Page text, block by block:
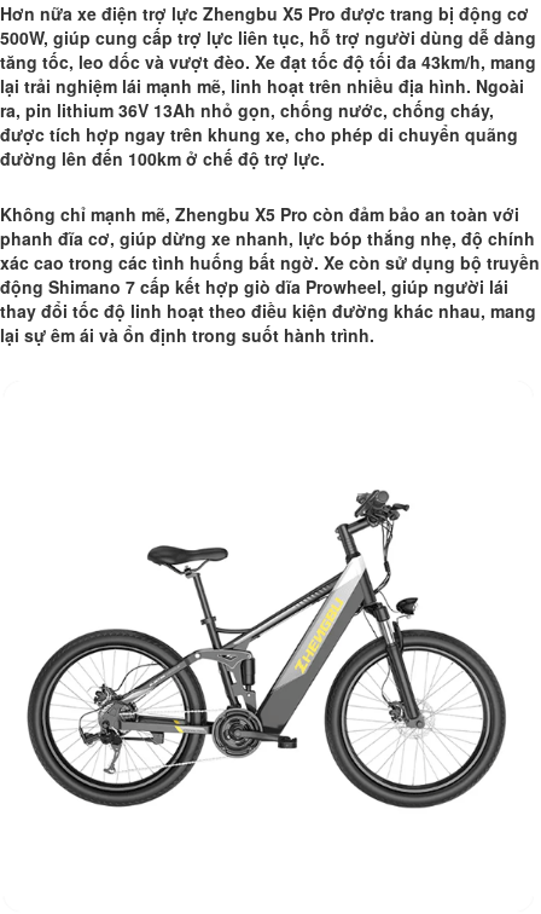
Hơn nữa xe điện trợ lực Zhengbu X5 Pro được trang bị động cơ
500W, giúp cung cấp trợ lực liên tục, hỗ trợ người dùng dễ dàng
tăng tốc, leo dốc và vượt đèo. Xe đạt tốc độ tối đa 43km/h, mang
lại trải nghiệm lái mạnh mẽ, linh hoạt trên nhiều địa hình. Ngoài
ra, pin lithium 36V 13Ah nhỏ gọn, chống nước, chống cháy,
được tích hợp ngay trên khung xe, cho phép di chuyển quãng
đường lên đến 100km ở chế độ trợ lực.
Không chỉ mạnh mẽ, Zhengbu X5 Pro còn đảm bảo an toàn với
phanh đĩa cơ, giúp dừng xe nhanh, lực bóp thắng nhẹ, độ chính
xác cao trong các tình huống bất ngờ. Xe còn sử dụng bộ truyền
động Shimano 7 cấp kết hợp giò dĩa Prowheel, giúp người lái
thay đổi tốc độ linh hoạt theo điều kiện đường khác nhau, mang
lại sự êm ái và ổn định trong suốt hành trình.